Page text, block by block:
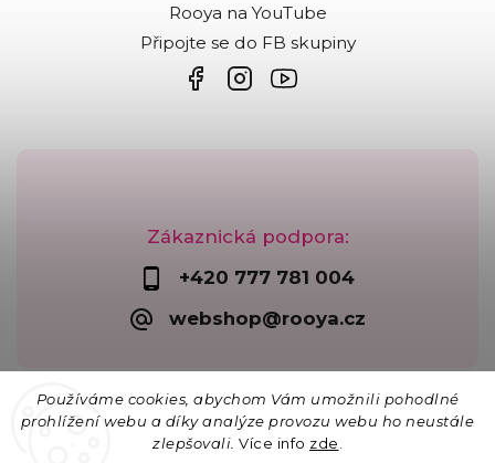
Používáme cookies, abychom Vám umožnili pohodlné
prohlížení webu a díky analýze provozu webu ho neustále
zlepšovali. Více info zde
Zákaznická podpora:
+420 777 781 004
webshop@rooya.cz
Rooya na YouTube
Připojte se do FB skupiny